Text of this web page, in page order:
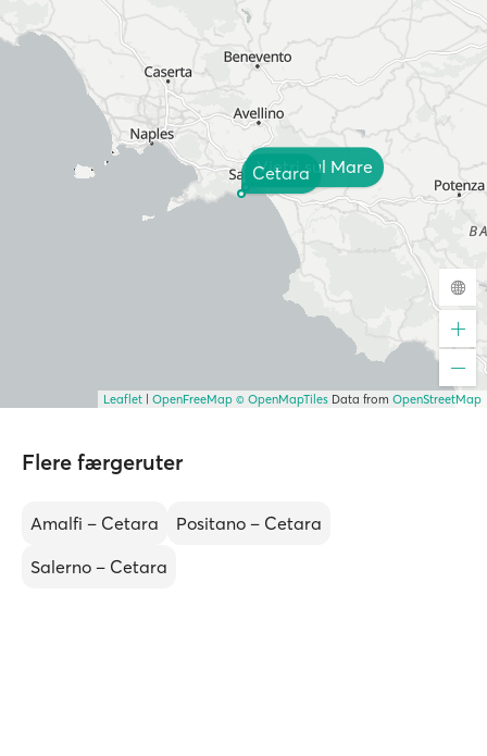
Vietri sul Mare
Cetara
Leaflet OpenFreeMap © OpenMapTiles Data from OpenStreetMap
Flere færgeruter
Amalfi – Cetara
Positano – Cetara
Salerno – Cetara